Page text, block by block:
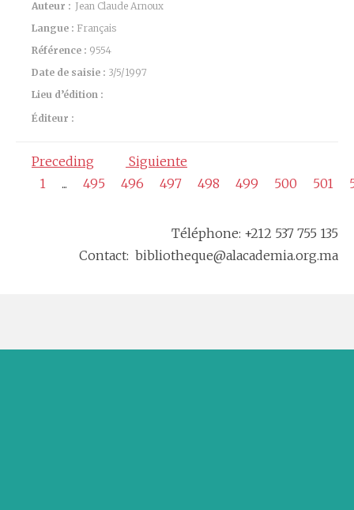
Auteur : Jean Claude Arnoux
Langue : Français
Référence : 9554
Date de saisie : 3/5/1997
Lieu d’édition :
Éditeur :
Preceding
Siguiente
1
... 495 496 497 498 499 500 501
Téléphone: +212 537 755 135
Contact: bibliotheque@alacademia.org.ma